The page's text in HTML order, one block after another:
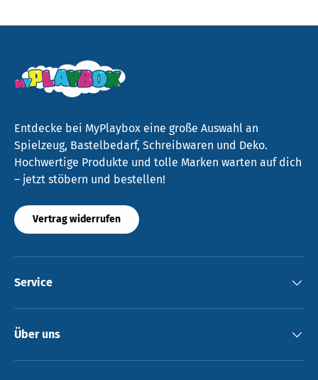
Entdecke bei MyPlaybox eine große Auswahl an
Spielzeug, Bastelbedarf, Schreibwaren und Deko.
Hochwertige Produkte und tolle Marken warten auf dich
– jetzt stöbern und bestellen!
Vertrag widerrufen
Service
Über uns